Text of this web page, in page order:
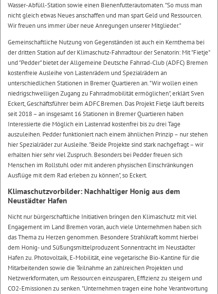
Wasser-Abfüll-Station sowie einen Bienenfutterautomaten. "So muss man
nicht gleich etwas Neues anschaffen und man spart Geld und Ressourcen.
Wir freuen uns immer über neue Anregungen unserer Mitglieder."
Gemeinschaftliche Nutzung von Gegenständen ist auch ein Kernthema bei
der dritten Station auf der Klimaschutz-Fahrradtour der Senatorin: Mit "Fietje"
und "Pedder" bietet der Allgemeine Deutsche Fahrrad-Club (ADFC) Bremen
kostenfreie Ausleihe von Lastenrädern und Spezialrädern an
unterschiedlichen Stationen in Bremer Quartieren an. "Wir wollen einen
niedrigschwelligen Zugang zu Fahrradmobilität ermöglichen", erklärt Sven
Eckert, Geschäftsführer beim ADFC Bremen. Das Projekt Fietje läuft bereits
seit 2018 – an insgesamt 16 Stationen in Bremer Quartieren haben
Interessierte die Möglich ein Lastenrad kostenfrei bis zu drei Tage
auszuleihen. Pedder funktioniert nach einem ähnlichen Prinzip – nur stehen
hier Spezialräder zur Ausleihe. "Beide Projekte sind stark nachgefragt – wir
erhalten hier sehr viel Zuspruch. Besonders bei Pedder freuen sich
Menschen im Rollstuhl oder mit anderen physischen Einschränkungen
Ausflüge mit dem Rad erleben zu können", so Eckert.
Klimaschutzvorbilder: Nachhaltiger Honig aus dem
Neustädter Hafen
Nicht nur bürgerschaftliche Initiativen bringen den Klimaschutz mit viel
Engagement im Land Bremen voran, auch viele Unternehmen haben sich
das Thema zu Herzen genommen. Besondere Strahlkraft kommt hierbei
dem Honig- und Süßungsmittelproduzent Sonnentracht im Neustädter
Hafen zu. Photovoltaik, E-Mobilität, eine vegetarische Bio-Kantine für die
Mitarbeitenden sowie die Teilnahme an zahlreichen Projekten und
Netzwerkformaten, um Ressourcen einzusparen, Effizienz zu steigern und
CO2-Emissionen zu senken. "Unternehmen tragen eine hohe Verantwortung